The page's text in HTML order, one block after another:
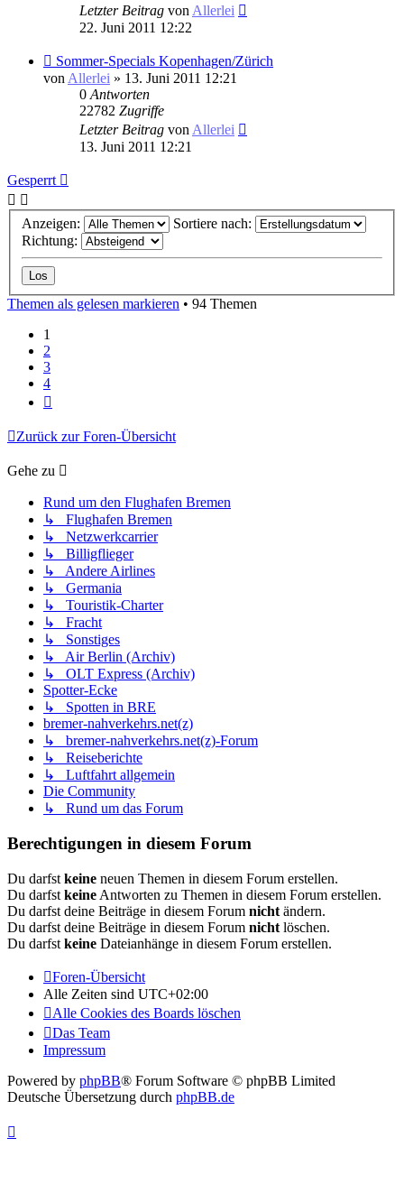
Letzter Beitrag von Allerlei
22. Juni 2011 12:22
Sommer-Specials Kopenhagen/Zürich
von Allerlei » 13. Juni 2011 12:21
0 Antworten
22782 Zugriffe
Letzter Beitrag von Allerlei
13. Juni 2011 12:21
Gesperrt
Anzeigen:
Sortiere nach:
Richtung:
Themen als gelesen markieren • 94 Themen
1
2
3
4
Zurück zur Foren-Übersicht
Gehe zu
Rund um den Flughafen Bremen
↳ Flughafen Bremen
↳ Netzwerkcarrier
↳ Billigflieger
↳ Andere Airlines
↳ Germania
↳ Touristik-Charter
↳ Fracht
↳ Sonstiges
↳ Air Berlin (Archiv)
↳ OLT Express (Archiv)
Spotter-Ecke
↳ Spotten in BRE
bremer-nahverkehrs.net(z)
↳ bremer-nahverkehrs.net(z)-Forum
↳ Reiseberichte
↳ Luftfahrt allgemein
Die Community
↳ Rund um das Forum
Berechtigungen in diesem Forum
Du darfst keine neuen Themen in diesem Forum erstellen.
Du darfst keine Antworten zu Themen in diesem Forum erstellen.
Du darfst deine Beiträge in diesem Forum nicht ändern.
Du darfst deine Beiträge in diesem Forum nicht löschen.
Du darfst keine Dateianhänge in diesem Forum erstellen.
Foren-Übersicht
Alle Zeiten sind UTC+02:00
Alle Cookies des Boards löschen
Das Team
Impressum
Powered by phpBB® Forum Software © phpBB Limited
Deutsche Übersetzung durch phpBB.de